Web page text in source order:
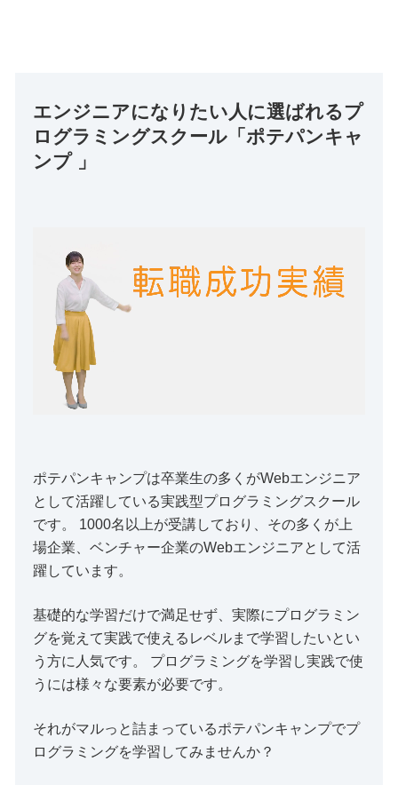
エンジニアになりたい人に選ばれるプ
ログラミングスクール「ポテパンキャ
ンプ 」
ポテパンキャンプは卒業生の多くがWebエンジニア
として活躍している実践型プログラミングスクール
です。 1000名以上が受講しており、その多くが上
場企業、ベンチャー企業のWebエンジニアとして活
躍しています。
基礎的な学習だけで満足せず、実際にプログラミン
グを覚えて実践で使えるレベルまで学習したいとい
う方に人気です。 プログラミングを学習し実践で使
うには様々な要素が必要です。
それがマルっと詰まっているポテパンキャンプでプ
ログラミングを学習してみませんか？